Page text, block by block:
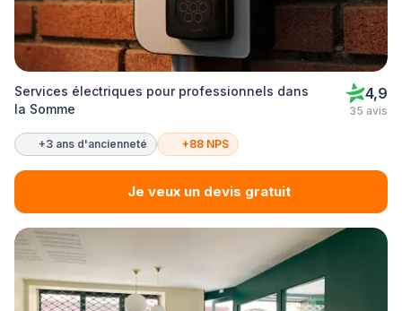
Services électriques pour professionnels dans
la Somme
4,9
35 avis
+3 ans d'ancienneté +88 NPS
Je veux un devis gratuit